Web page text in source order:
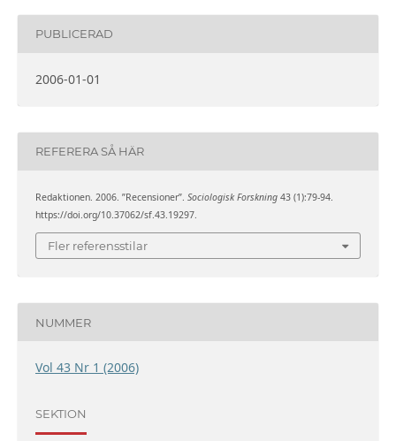
PUBLICERAD
2006-01-01
REFERERA SÅ HÄR
Redaktionen. 2006. ”Recensioner”. Sociologisk Forskning43 (1):79-94.
https://doi.org/10.37062/sf.43.19297.
Fler referensstilar
NUMMER
Vol 43 Nr 1 (2006)
SEKTION